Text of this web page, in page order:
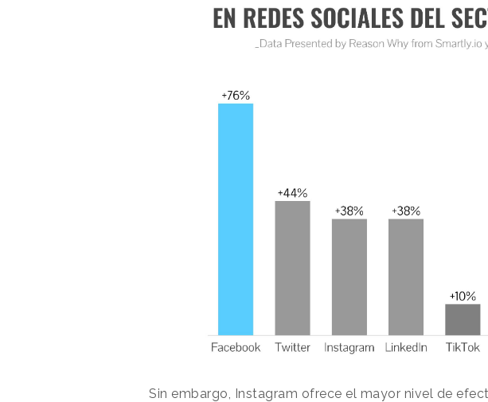
Sin embargo, Instagram ofrece el mayor nivel de